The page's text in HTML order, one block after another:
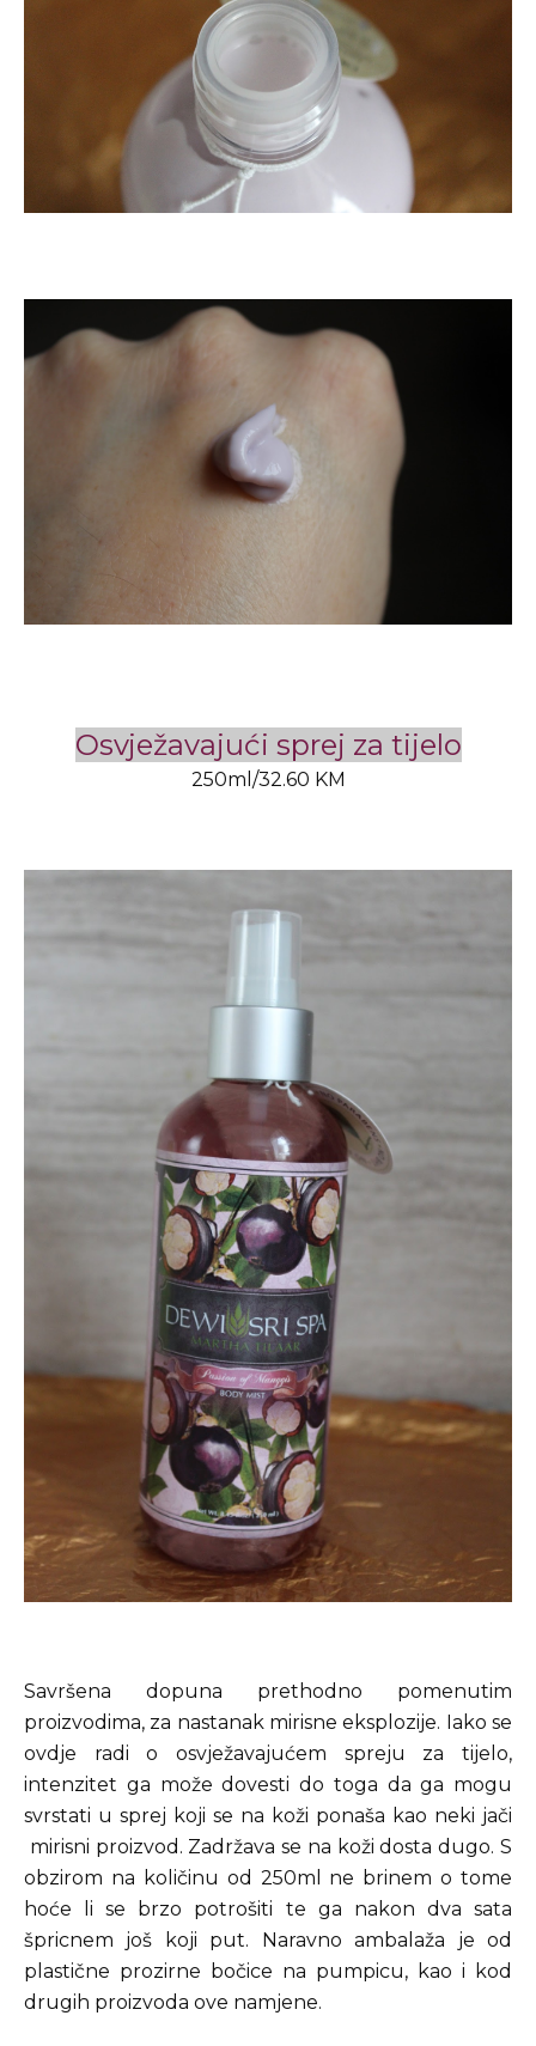
Osvježavajući sprej za tijelo
250ml/32.60 KM
Savršena dopuna prethodno pomenutim
proizvodima, za nastanak mirisne eksplozije. Iako se
ovdje radi o osvježavajućem spreju za tijelo,
intenzitet ga može dovesti do toga da ga mogu
svrstati u sprej koji se na koži ponaša kao neki jači
mirisni proizvod. Zadržava se na koži dosta dugo. S
obzirom na količinu od 250ml ne brinem o tome
hoće li se brzo potrošiti te ga nakon dva sata
špricnem još koji put. Naravno ambalaža je od
plastične prozirne bočice na pumpicu, kao i kod
drugih proizvoda ove namjene.